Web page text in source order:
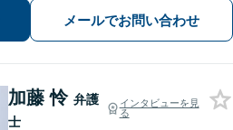
にご相談ください。
メールでお問い合わせ
加藤 怜 弁護
士
インタビューを見
る